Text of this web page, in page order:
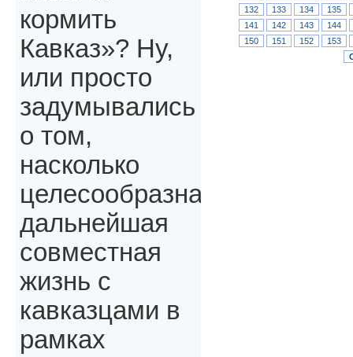
132
133 134
135
141
142 143
144
150
151 152
153
кормить
Кавказ»? Ну,
или просто
задумывались
о том,
насколько
целесообразна
дальнейшая
совместная
жизнь с
кавказцами в
рамках